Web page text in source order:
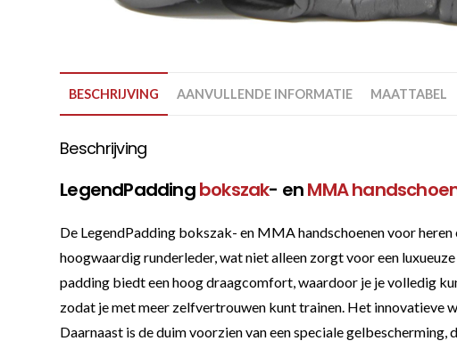
BESCHRIJVING AANVULLENDE INFORMATIE MAATTABEL
Beschrijving
LegendPaddingbokszak- enMMA
De LegendPadding bokszak- en MMA handschoenen voor
hoogwaardig runderleder, wat niet alleen zorgt voor een
padding biedt een hoog draagcomfort, waardoor je je volledig
zodat je met meer zelfvertrouwen kunt trainen. Het innovatieve
Daarnaast is de duim voorzien van een speciale